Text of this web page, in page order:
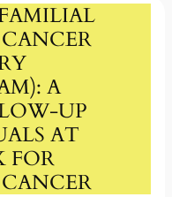
A
UP
AT
FOR